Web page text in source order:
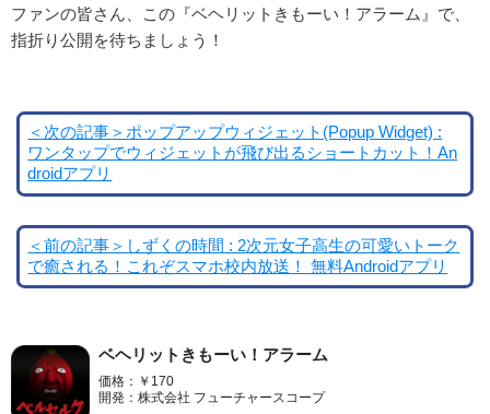
ファンの皆さん、この『ベヘリットきもーい！アラーム』で、
指折り公開を待ちましょう！
＜次の記事＞ポップアップウィジェット(Popup Widget) :
ワンタップでウィジェットが飛び出るショートカット！An
droidアプリ
＜前の記事＞しずくの時間 : 2次元女子高生の可愛いトーク
で癒される！これぞスマホ校内放送！ 無料Androidアプリ
ベヘリットきもーい！アラーム
価格：￥170
開発：株式会社 フューチャースコープ